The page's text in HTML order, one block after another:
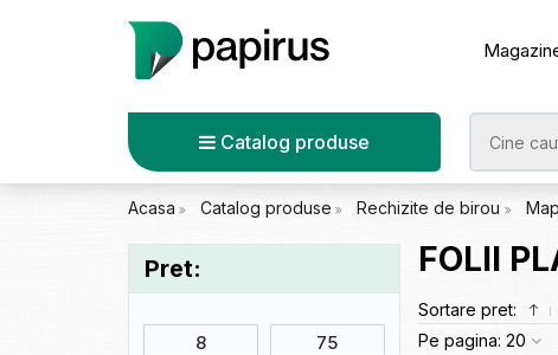
Catalog produse
Acasa Catalog produse Rechizite de birou
Pret: FOLII
Sortare pret:
Pe pagina: 20